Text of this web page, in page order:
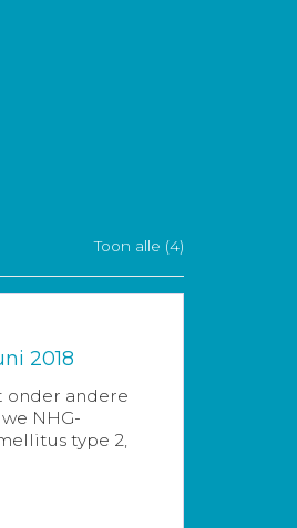
Toon alle (4)
2018
onder andere
NHG-
type 2,